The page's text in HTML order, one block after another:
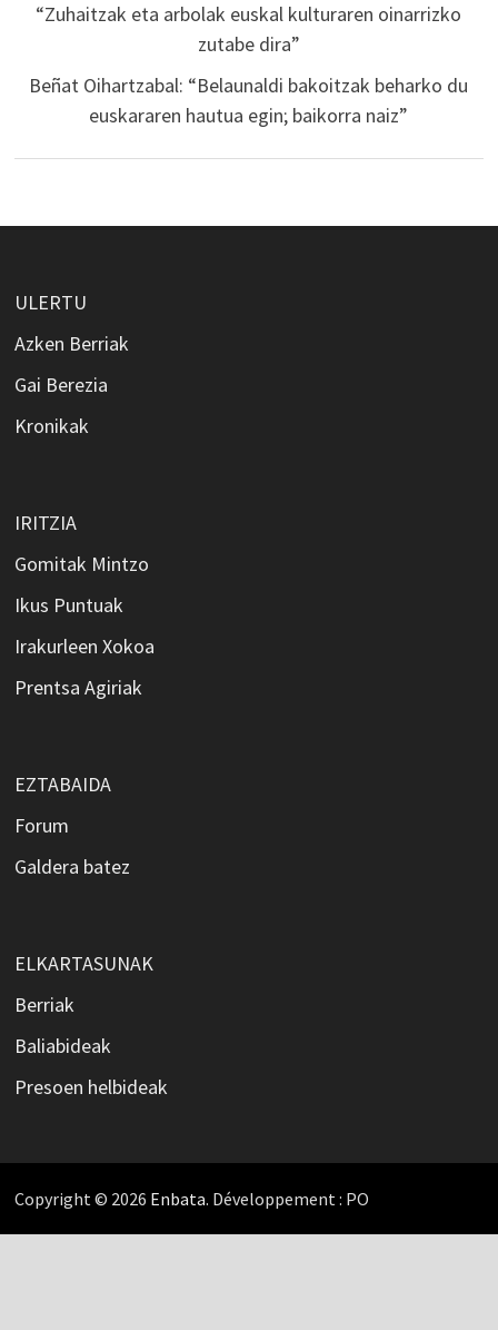
“Zuhaitzak eta arbolak euskal kulturaren oinarrizko
zutabe dira”
Beñat Oihartzabal: “Belaunaldi bakoitzak beharko du
euskararen hautua egin; baikorra naiz”
ULERTU
Azken Berriak
Gai Berezia
Kronikak
IRITZIA
Gomitak Mintzo
Ikus Puntuak
Irakurleen Xokoa
Prentsa Agiriak
EZTABAIDA
Forum
Galdera batez
ELKARTASUNAK
Berriak
Baliabideak
Presoen helbideak
Copyright © 2026 Enbata. Développement : PO